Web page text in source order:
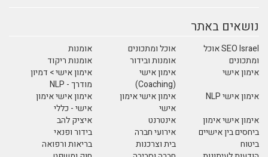
נושאים באתר
SEO Israel אוכל
ומתכונים
אוכל ומתכונים
אומנות
אומנות ובידור
אומנות ריקוד
אימון אישי
אימון אישי
(Coaching)
אימון אישי > דמיון
מודרך - NLP
אימון אישי NLP
אימון אישי אימון
אישי
אימון אישי אימון
אישי - כללי
אימון אישי אימון
ביחסים בין אישיים
אינטרנט
איציק להב
אירועי חברה
בידור ופנאי
ביטוח
בית וצרכנות
בריאות ורפואה